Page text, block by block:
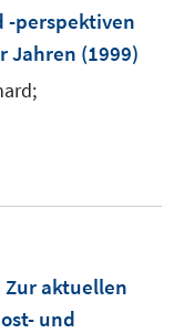
-perspektiven
Jahren (1999)
Zur aktuellen
und